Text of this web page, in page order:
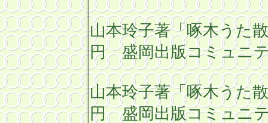
山本玲子著「啄木うた
円 盛岡出版コミュニ
山本玲子著「啄木うた
円 盛岡出版コミュニ